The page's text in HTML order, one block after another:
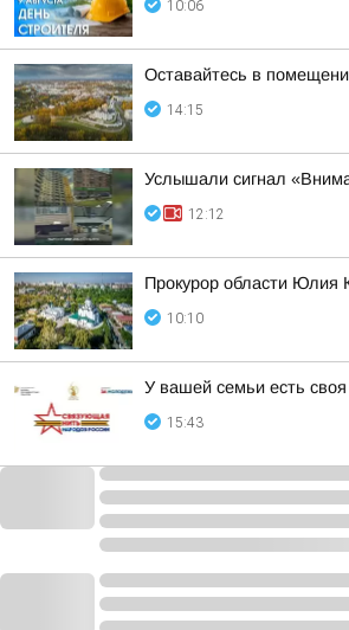
10:06
Оставайтесь в
14:15
Услышали сигнал
12:12
Прокурор области Юлия
10:10
У вашей семьи есть
15:43